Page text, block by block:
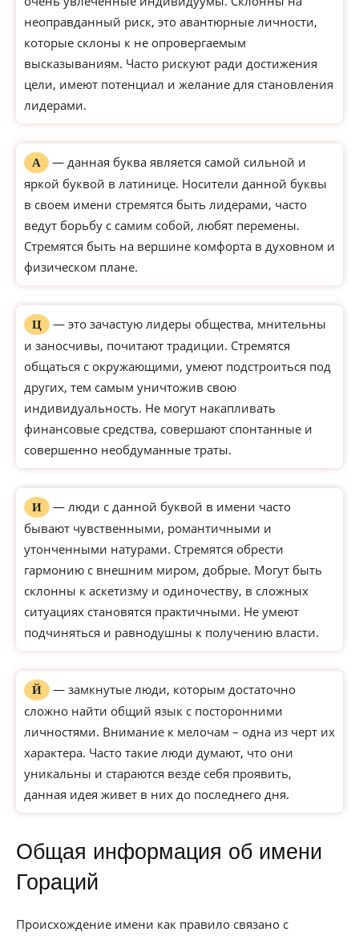
неоправданный риск, это авантюрные личности,
которые склоны к не опровергаемым
высказываниям. Часто рискуют ради достижения
цели, имеют потенциал и желание для становления
лидерами.
А
— данная буква является самой сильной и
яркой буквой в латинице. Носители данной буквы
в своем имени стремятся быть лидерами, часто
ведут борьбу с самим собой, любят перемены.
Стремятся быть на вершине комфорта в духовном и
физическом плане.
Ц
— это зачастую лидеры общества, мнительны
и заносчивы, почитают традиции. Стремятся
общаться с окружающими, умеют подстроиться под
других, тем самым уничтожив свою
индивидуальность. Не могут накапливать
финансовые средства, совершают спонтанные и
совершенно необдуманные траты.
И
— люди с данной буквой в имени часто
бывают чувственными, романтичными и
утонченными натурами. Стремятся обрести
гармонию с внешним миром, добрые. Могут быть
склонны к аскетизму и одиночеству, в сложных
ситуациях становятся практичными. Не умеют
подчиняться и равнодушны к получению власти.
Й
— замкнутые люди, которым достаточно
сложно найти общий язык с посторонними
личностями. Внимание к мелочам – одна из черт их
характера. Часто такие люди думают, что они
уникальны и стараются везде себя проявить,
данная идея живет в них до последнего дня.
Общая информация об имени
Гораций
Происхождение имени как правило связано с